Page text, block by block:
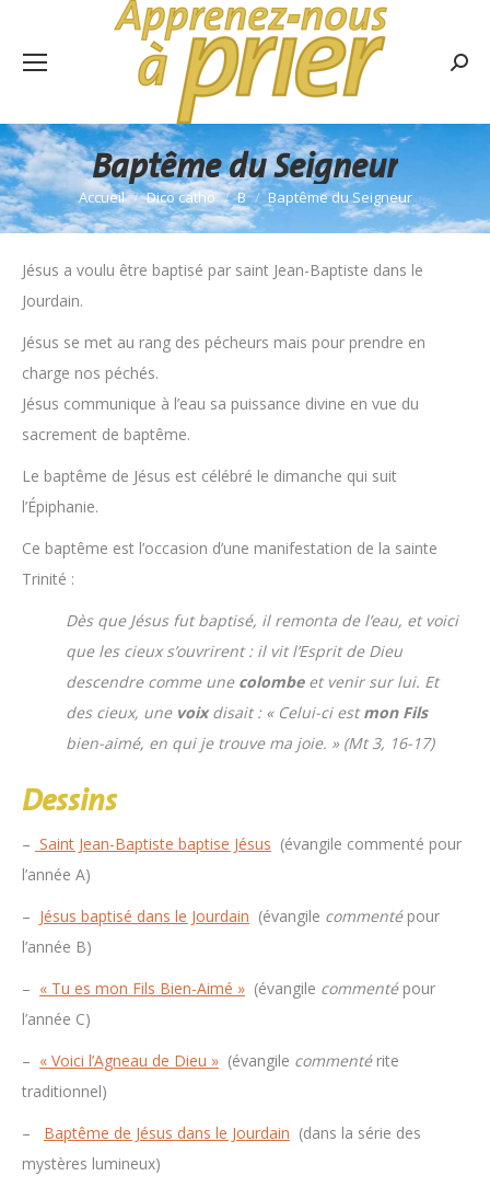
Baptême du Seigneur
Vous êtes ici :
Accueil Dico catho B Baptême du Seigneur
Jésus a voulu être baptisé par saint Jean-Baptiste dans le
Jourdain.
Jésus se met au rang des pécheurs mais pour prendre en
charge nos péchés.
Jésus communique à l’eau sa puissance divine en vue du
sacrement de baptême.
Le baptême de Jésus est célébré le dimanche qui suit
l’Épiphanie.
Ce baptême est l’occasion d’une manifestation de la sainte
Trinité :
Dès que Jésus fut baptisé, il remonta de l’eau, et voici
que les cieux s’ouvrirent : il vit l’Esprit de Dieu
descendre comme une colombeet venir sur lui. Et
des cieux, une voixdisait : « Celui-ci estmon Fils
bien-aimé, en qui je trouve ma joie. » (Mt 3, 16-17)
Dessins
– Saint Jean-Baptiste baptise Jésus (évangile commenté pour
l’année A)
– Jésus baptisé dans le Jourdain (évangile commentépour
l’année B)
– « Tu es mon Fils Bien-Aimé » (évangile commentépour
l’année C)
– « Voici l’Agneau de Dieu » (évangile commentérite
traditionnel)
– Baptême de Jésus dans le Jourdain (dans la série des
mystères lumineux)